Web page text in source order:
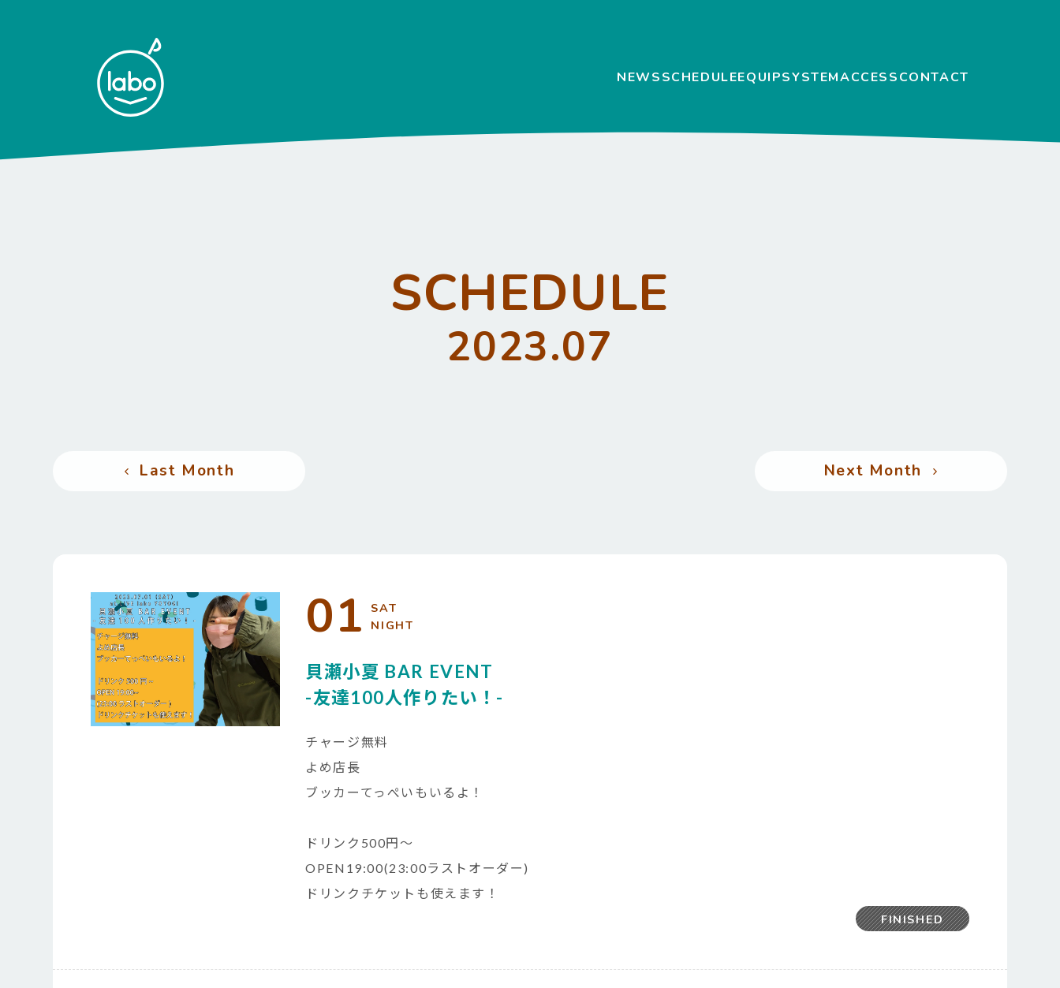
NEWSSCHEDULEEQUIPSYSTEMACCESSCONTACT
SCHEDULE
2023.07
Last Month Next Month
01
SAT
NIGHT
貝瀬小夏 BAR EVENT
-友達100人作りたい！-
チャージ無料
よめ店長
ブッカーてっぺいもいるよ！
ドリンク500円～
OPEN19:00(23:00ラストオーダー)
ドリンクチケットも使えます！
FINISHED